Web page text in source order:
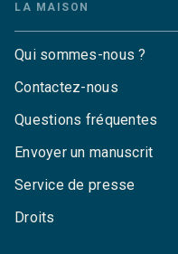
LA MAISON
Qui sommes-nous ?
Contactez-nous
Questions fréquentes
Envoyer un manuscrit
Service de presse
Droits